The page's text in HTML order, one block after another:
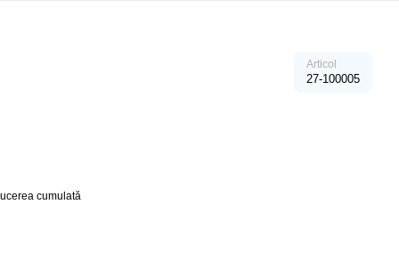
Articol
27-100005
cumulată